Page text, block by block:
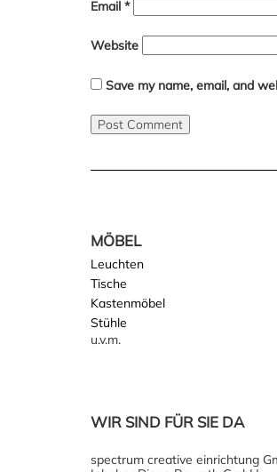
Email *
Website
Save my name, email, and
MÖBEL
Leuchten
Tische
Kastenmöbel
Stühle
u.v.m.
WIR SIND FÜR SIE DA
spectrum creative einrichtung